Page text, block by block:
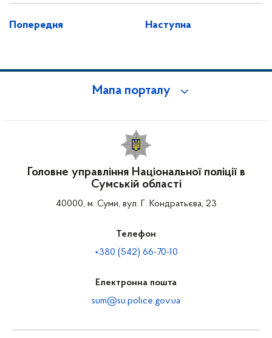
Попередня Наступна
Мапа порталу
Головне управління Національної поліції в
Сумській області
40000, м. Суми, вул. Г. Кондратьєва, 23
Телефон
+380 (542) 66-70-10
Електронна пошта
sum@su.police.gov.ua